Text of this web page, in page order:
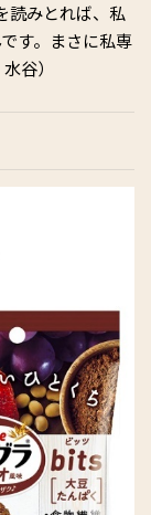
読みとれば、私
す。まさに私専
谷）